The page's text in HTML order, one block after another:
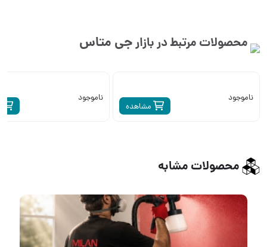
محصولات مرتبط در بازارجی متاس
مشاهده
ناموجود ناموجود
محصولات مشابه